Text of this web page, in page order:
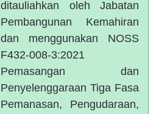
ditauliahkan oleh Jabatan
Pembangunan Kemahiran
dan menggunakan NOSS
F432-008-3:2021
Pemasangan dan
Penyelenggaraan Tiga Fasa
Pemanasan, Pengudaraan,